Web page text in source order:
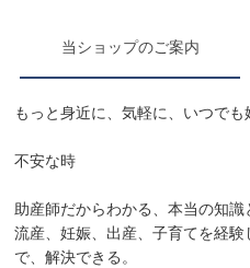
当ショップのご案内
もっと身近に、気軽に、いつでも
不安な時
助産師だからわかる、本当の知識
流産、妊娠、出産、子育てを経
で、解決できる。